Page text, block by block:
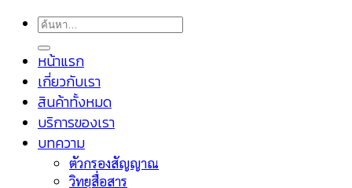
ค้นหา:
หน้าแรก
เกี่ยวกับเรา
สินค้าทั้งหมด
บริการของเรา
บทความ
ตัวกรองสัญญาณ
วิทยุสื่อสาร